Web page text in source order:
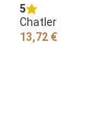
5
Chatler
13,72 €